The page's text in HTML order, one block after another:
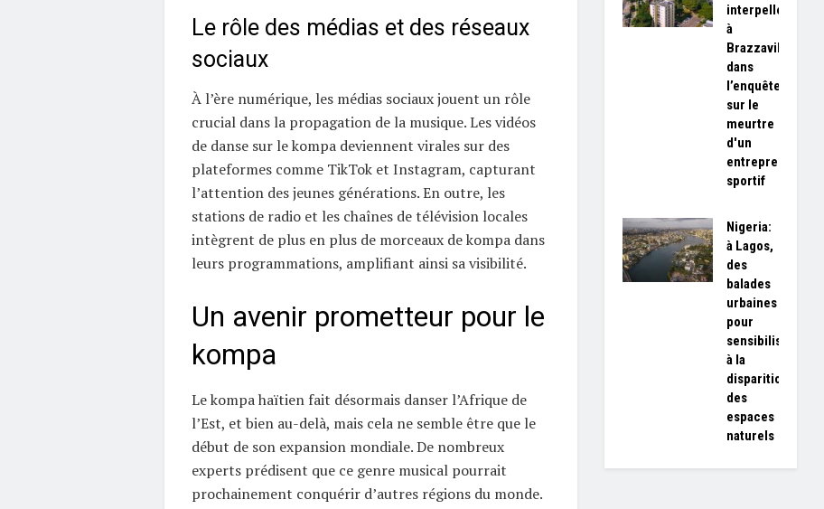
Le rôle des médias et des réseaux
sociaux
À l’ère numérique, les médias sociaux jouent un rôle
crucial dans la propagation de la musique. Les vidéos
de danse sur le kompa deviennent virales sur des
plateformes comme TikTok et Instagram, capturant
l’attention des jeunes générations. En outre, les
stations de radio et les chaînes de télévision locales
intègrent de plus en plus de morceaux de kompa dans
leurs programmations, amplifiant ainsi sa visibilité.
Un avenir prometteur pour le
kompa
Le kompa haïtien fait désormais danser l’Afrique de
l’Est, et bien au-delà, mais cela ne semble être que le
début de son expansion mondiale. De nombreux
experts prédisent que ce genre musical pourrait
prochainement conquérir d’autres régions du monde.
interpellé
à
Brazzaville
dans
l’enquête
sur le
meurtre
d'un
entrepreneur
sportif
Nigeria:
à Lagos,
des
balades
urbaines
pour
sensibiliser
à la
disparition
des
espaces
naturels